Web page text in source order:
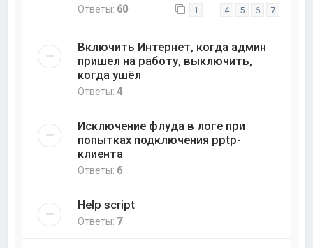
Ответы: 60 1 4 5 6 7
Включить Интернет, когда админ
пришел на работу, выключить,
когда ушёл
Ответы:4
Исключение флуда в логе при
попытках подключения pptp-
клиента
Ответы: 6
Help script
Ответы: 7